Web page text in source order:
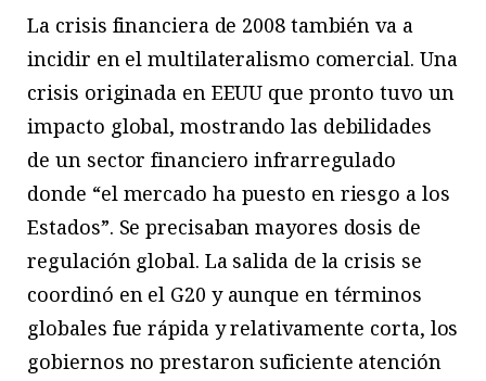
La crisis financiera de 2008 también va a
incidir en el multilateralismo comercial. Una
crisis originada en EEUU que pronto tuvo un
impacto global, mostrando las debilidades
de un sector financiero infrarregulado
donde “el mercado ha puesto en riesgo a los
Estados”. Se precisaban mayores dosis de
regulación global. La salida de la crisis se
coordinó en el G20 y aunque en términos
globales fue rápida y relativamente corta, los
gobiernos no prestaron suficiente atención